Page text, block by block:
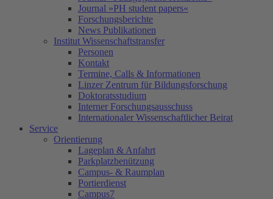
Journal »PH student papers«
Forschungsberichte
News Publikationen
Institut Wissenschaftstransfer
Personen
Kontakt
Termine, Calls & Informationen
Linzer Zentrum für Bildungsforschung
Doktoratsstudium
Interner Forschungsausschuss
Internationaler Wissenschaftlicher Beirat
Service
Orientierung
Lageplan & Anfahrt
Parkplatzbenützung
Campus- & Raumplan
Portierdienst
Campus7